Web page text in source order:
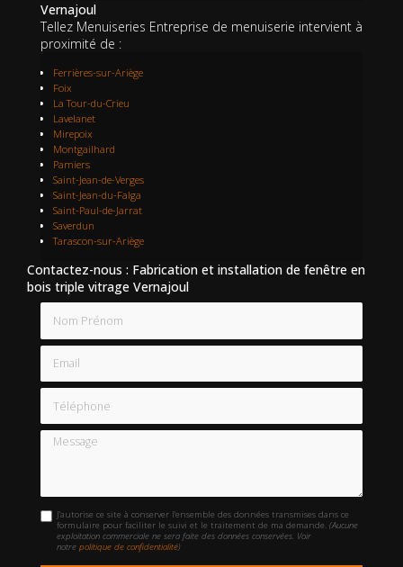
Vernajoul
Tellez Menuiseries Entreprise de menuiserie intervient à
proximité de :
Ferrières-sur-Ariège
Foix
La Tour-du-Crieu
Lavelanet
Mirepoix
Montgailhard
Pamiers
Saint-Jean-de-Verges
Saint-Jean-du-Falga
Saint-Paul-de-Jarrat
Saverdun
Tarascon-sur-Ariège
Contactez-nous : Fabrication et installation de fenêtre en
bois triple vitrage Vernajoul
Email
Téléphone
Message
J'autorise ce site à conserver l'ensemble des données transmises dans ce
formulaire pour faciliter le suivi et le traitement de ma demande.(Aucune
exploitation commerciale ne sera faite des données conservées. Voir
notrepolitique de confidentialité)